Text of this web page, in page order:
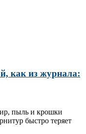
как из журнала:
пыль и крошки
быстро теряет